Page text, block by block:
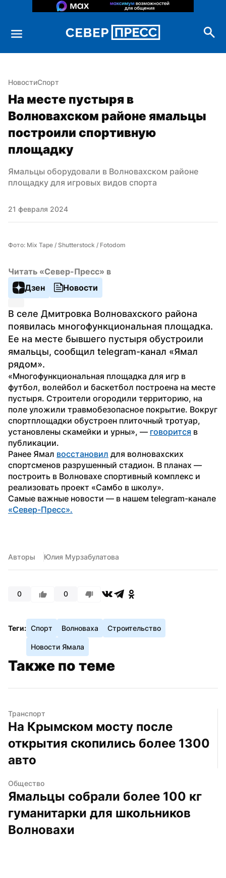
НовостиСпорт
На месте пустыря в
Волновахском районе ямальцы
построили спортивную
площадку
Ямальцы оборудовали в Волновахском районе
площадку для игровых видов спорта
21 февраля 2024
Фото: Mix Tape / Shutterstock / Fotodom
Читать «Север-Пресс» в
Дзен
Новости
В селе Дмитровка Волновахского района
появилась многофункциональная площадка.
Ее на месте бывшего пустыря обустроили
ямальцы, сообщил telegram-канал «Ямал
рядом».
«Многофункциональная площадка для игр в
футбол, волейбол и баскетбол построена на месте
пустыря. Строители огородили территорию, на
поле уложили травмобезопасное покрытие. Вокруг
спортплощадки обустроен плиточный тротуар,
установлены скамейки и урны», — говорится в
публикации.
Ранее Ямал восстановил для волновахских
спортсменов разрушенный стадион. В планах —
построить в Волновахе спортивный комплекс и
реализовать проект «Самбо в школу».
«Север-Пресс».
Авторы Юлия Мурзабулатова
0 0
Теги: Спорт Волноваха Строительство
Новости Ямала
Также по теме
Транспорт
На Крымском мосту после
открытия скопились более 1300
авто
Общество
Ямальцы собрали более 100 кг
гуманитарки для школьников
Волновахи